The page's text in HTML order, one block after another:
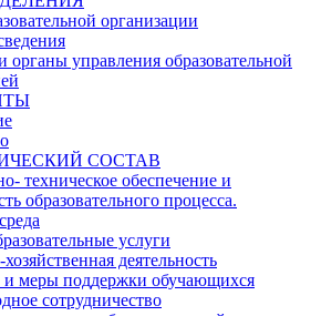
организации
органы управления образовательной
СОСТАВ
техническое обеспечение и
образовательного процесса.
услуги
деятельность
меры поддержки обучающихся
сотрудничество